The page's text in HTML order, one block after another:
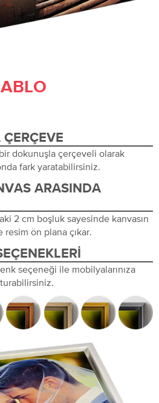
dokunuşla çerçeveli olarak
fark yaratabilirsiniz.
ARASINDA
2 cm boşluk sayesinde kanvasın
resim ön plana çıkar.
seçeneği ile mobilyalarınıza